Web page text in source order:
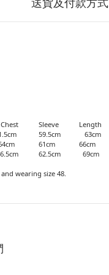
Sleeve Length
59.5cm 63cm
61cm 66cm
62.5cm 69cm
wearing size 48.